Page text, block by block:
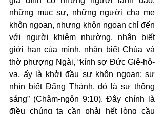
những mục sư, những người cha mẹ
khôn ngoan, nhưng khôn ngoan chỉ đến
với người khiêm nhường, nhận biết
giới hạn của mình, nhận biết Chúa và
thờ phượng Ngài, “kính sợ Đức Giê-hô-
va, ấy là khởi đầu sự khôn ngoan; sự
nhìn biết Đấng Thánh, đó là sự thông
sáng” (Châm-ngôn 9:10). Đây chính là
điều chúng ta cần phải hết lòng cầu